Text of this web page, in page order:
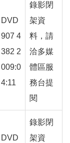
DVD
907 4
382 2
009:0
4:11
錄影閉
架資
料，請
洽多媒
體區服
務台提
閱
DVD
錄影閉
架資